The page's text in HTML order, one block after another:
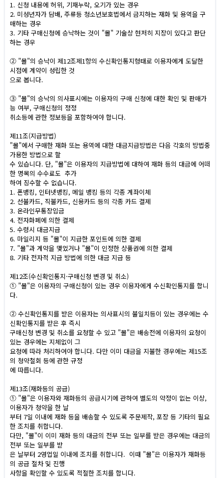
1. 신청 내용에 허위, 기재누락, 오기가 있는 경우
2. 미성년자가 담배, 주류등 청소년보호법에서 금지하는 재화 및 용역을 구
매하는 경우
3. 기타 구매신청에 승낙하는 것이 "몰" 기술상 현저히 지장이 있다고 판단
하는 경우
② "몰"의 승낙이 제12조제1항의 수신확인통지형태로 이용자에게 도달한
시점에 계약이 성립한 것
으로 봅니다.
③ "몰"의 승낙의 의사표시에는 이용자의 구매 신청에 대한 확인 및 판매가
능 여부, 구매신청의 정정
취소등에 관한 정보등을 포함하여야 합니다.
제11조(지급방법)
"몰"에서 구매한 재화 또는 용역에 대한 대금지급방법은 다음 각호의 방법중
가용한 방법으로 할
수 있습니다. 단, "몰"은 이용자의 지급방법에 대하여 재화 등의 대금에 어떠
한 명목의 수수료도 추가
하여 징수할 수 없습니다.
1. 폰뱅킹, 인터넷뱅킹, 메일 뱅킹 등의 각종 계좌이체
2. 선불카드, 직불카드, 신용카드 등의 각종 카드 결제
3. 온라인무통장입금
4. 전자화폐에 의한 결제
5. 수령시 대금지급
6. 마일리지 등 "몰"이 지급한 포인트에 의한 결제
7. "몰"과 계약을 맺었거나 "몰"이 인정한 상품권에 의한 결제
8. 기타 전자적 지급 방법에 의한 대금 지급 등
제12조(수신확인통지·구매신청 변경 및 취소)
① "몰"은 이용자의 구매신청이 있는 경우 이용자에게 수신확인통지를 합니
다.
② 수신확인통지를 받은 이용자는 의사표시의 불일치등이 있는 경우에는 수
신확인통지를 받은 후 즉시
구매신청 변경 및 취소를 요청할 수 있고 "몰"은 배송전에 이용자의 요청이
있는 경우에는 지체없이 그
요청에 따라 처리하여야 합니다. 다만 이미 대금을 지불한 경우에는 제15조
의 청약철회 등에 관한 규정
에 따릅니다.
제13조(재화등의 공급)
① "몰"은 이용자와 재화등의 공급시기에 관하여 별도의 약정이 없는 이상,
이용자가 청약을 한 날
부터 7일 이내에 재화 등을 배송할 수 있도록 주문제작, 포장 등 기타의 필요
한 조치를 취합니다.
다만, "몰"이 이미 재화 등의 대금의 전부 또는 일부를 받은 경우에는 대금의
전부 또는 일부를 받
은 날부터 2영업일 이내에 조치를 취합니다. 이때 "몰"은 이용자가 재화등
의 공급 절차 및 진행
사항을 확인할 수 있도록 적절한 조치를 합니다.